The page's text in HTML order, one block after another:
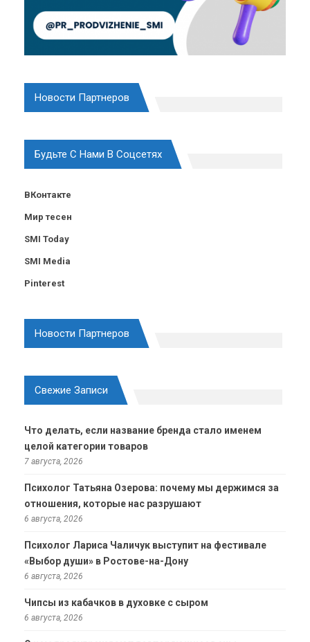
Новости Партнеров
Будьте С Нами В Соцсетях
ВКонтакте
Мир тесен
SMI Today
SMI Media
Pinterest
Новости Партнеров
Свежие Записи
Что делать, если название бренда стало именем
целой категории товаров
7 августа, 2026
Психолог Татьяна Озерова: почему мы держимся за
отношения, которые нас разрушают
6 августа, 2026
Психолог Лариса Чаличук выступит на фестивале
«Выбор души» в Ростове-на-Дону
6 августа, 2026
Чипсы из кабачков в духовке с сыром
6 августа, 2026